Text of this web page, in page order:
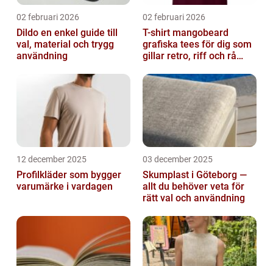
02 februari 2026
Dildo en enkel guide till
val, material och trygg
användning
02 februari 2026
T-shirt mangobeard
grafiska tees för dig som
gillar retro, riff och rå
12 december 2025
Profilkläder som bygger
varumärke i vardagen
03 december 2025
Skumplast i Göteborg —
allt du behöver veta för
rätt val och användning